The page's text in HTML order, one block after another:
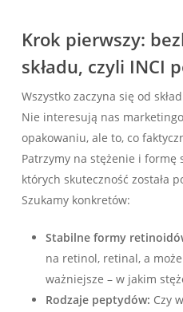
Krok pierwszy:
składu, czyli INCI
Wszystko zaczyna się od
Nie interesują nas
opakowaniu, ale to, co
Patrzymy na stężenie i formę
których skuteczność została
Szukamy konkretów:
Stabilne formy
na retinol, retinal, a
ważniejsze – w jakim
Rodzaje peptydów: Czy